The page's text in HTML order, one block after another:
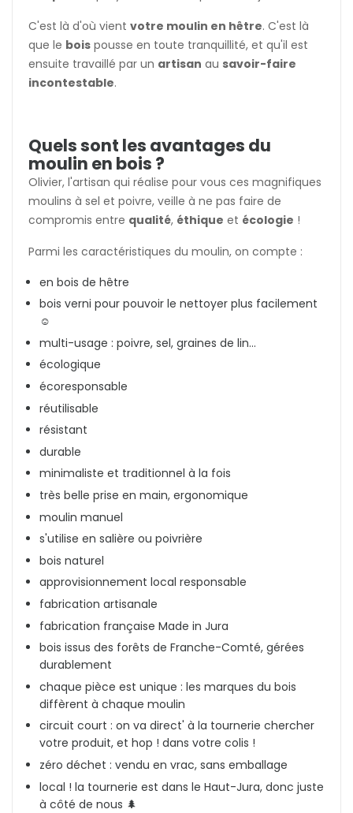
C'est là d'où vient votre moulin en hêtre. C'est là
que le bois pousse en toute tranquillité, et qu'il est
ensuite travaillé par un artisan au savoir-faire
incontestable.
Quels sont les avantages du
moulin en bois ?
Olivier, l'artisan qui réalise pour vous ces magnifiques
moulins à sel et poivre, veille à ne pas faire de
compromis entre qualité, éthique et écologie !
Parmi les caractéristiques du moulin, on compte :
en bois de hêtre
bois verni pour pouvoir le nettoyer plus facilement
☺️
multi-usage : poivre, sel, graines de lin...
écologique
écoresponsable
réutilisable
résistant
durable
minimaliste et traditionnel à la fois
très belle prise en main, ergonomique
moulin manuel
s'utilise en salière ou poivrière
bois naturel
approvisionnement local responsable
fabrication artisanale
fabrication française Made in Jura
bois issus des forêts de Franche-Comté, gérées
durablement
chaque pièce est unique : les marques du bois
diffèrent à chaque moulin
circuit court : on va direct' à la tournerie chercher
votre produit, et hop ! dans votre colis !
zéro déchet : vendu en vrac, sans emballage
local ! la tournerie est dans le Haut-Jura, donc juste
à côté de nous 🌲